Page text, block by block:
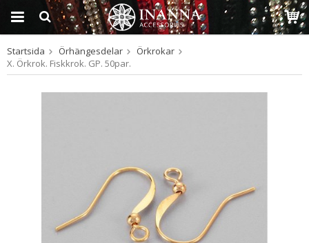
Produkten har blivit
tillagd i varukorgen
Startsida Örhängesdelar
Örkrokar
X. Örkrok. Fiskkrok. GP. 50par.